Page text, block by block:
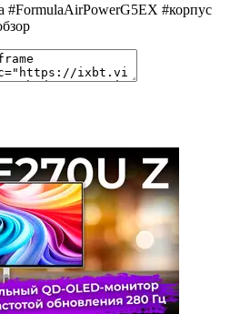
#корпус